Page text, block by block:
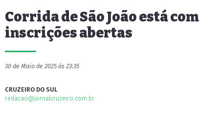
Corrida de São João está com
inscrições abertas
30 de Maio de 2025 às 23:35
CRUZEIRO DO SUL
redacao@jornalcruzeiro.com.br